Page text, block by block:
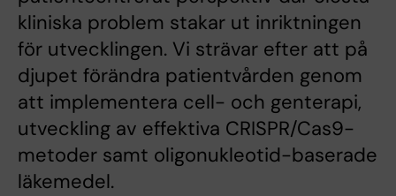
kliniska problem stakar ut inriktningen
för utvecklingen. Vi strävar efter att på
djupet förändra patientvården genom
att implementera cell- och genterapi,
utveckling av effektiva CRISPR/Cas9-
metoder samt oligonukleotid-baserade
läkemedel.